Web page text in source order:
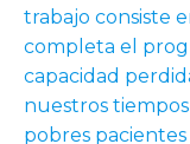
trabajo consiste
completa el
capacidad
nuestros
pobres